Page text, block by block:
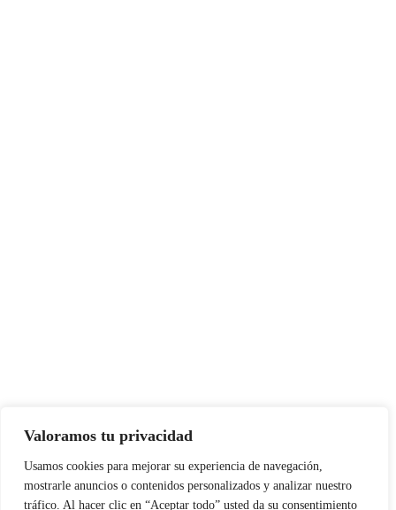
Valoramos tu privacidad
Usamos cookies para mejorar su experiencia de navegación,
mostrarle anuncios o contenidos personalizados y analizar nuestro
tráfico. Al hacer clic en “Aceptar todo” usted da su consentimiento